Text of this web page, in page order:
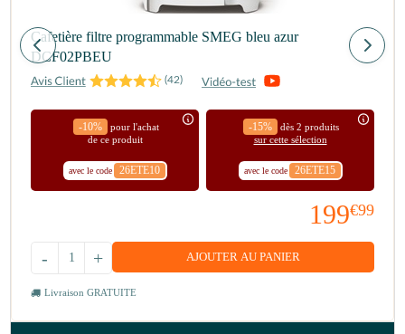
Cafetière filtre programmable SMEG bleu azur
DCF02PBEU
(42)
-10%
pour l'achat
de ce produit
avec le code 26ETE10
-15%
dès 2 produits
sur cette sélection
avec le code 26ETE15
199€99
+
- AJOUTER AU PANIER
Livraison GRATUITE